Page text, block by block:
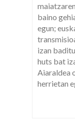
baino
egun;
izan
huts bat
Aiaraldea
herrietan